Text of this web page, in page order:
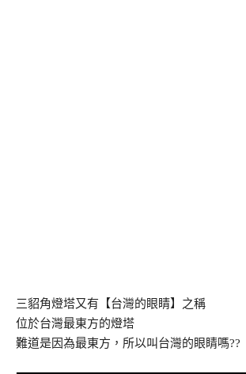
三貂角燈塔又有【台灣的眼睛】之稱
位於台灣最東方的燈塔
難道是因為最東方，所以叫台灣的眼睛嗎??